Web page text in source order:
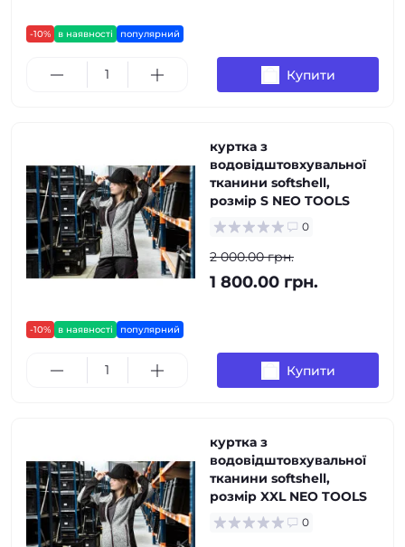
-10% в наявності популярний
Купити
-10% в наявності популярний
куртка з
водовідштовхувальної
тканини softshell,
розмір S NEO TOOLS
0
2 000.00 грн.
1 800.00 грн.
Купити
куртка з
водовідштовхувальної
тканини softshell,
розмір XXL NEO TOOLS
0